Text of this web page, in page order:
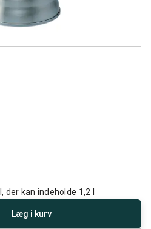
kan indeholde 1,2 l
Læg i kurv